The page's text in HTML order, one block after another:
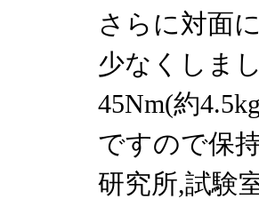
さらに対面
少なくしま
45Nm(約
ですので保
研究所,試験